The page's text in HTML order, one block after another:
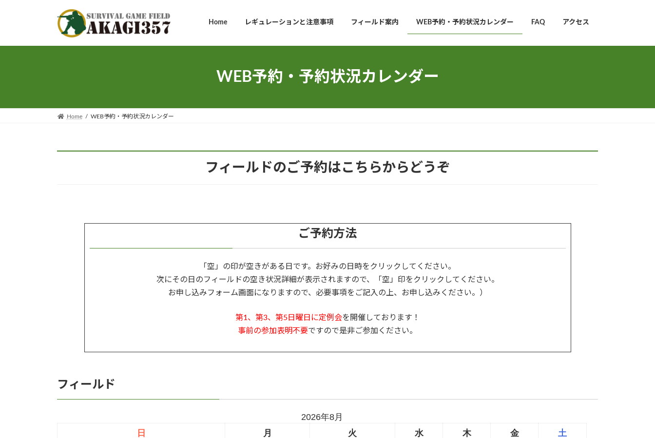
Home レギュレーションと注意事項 フィールド案内 WEB予約・予約状況カレンダー FAQ アクセス
WEB予約・予約状況カレンダー
Home WEB予約・予約状況カレンダー
フィールドのご予約はこちらからどうぞ
ご予約方法
「空」の印が空きがある日です。お好みの日時をクリックしてください。
次にその日のフィールドの空き状況詳細が表示されますので、「空」印をクリックしてください。
お申し込みフォーム画面になりますので、必要事項をご記入の上、お申し込みください。）
第1、第3、第5日曜日に定例会を開催しております！
事前の参加表明不要ですので是非ご参加ください。
フィールド
2026年8月
日
月 火 水 木 金 土